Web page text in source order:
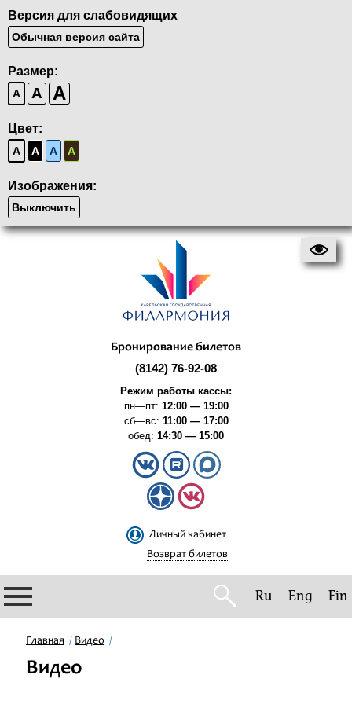
Версия для слабовидящих
Обычная версия сайта
Размер:
A A A
Цвет:
A A A A
Изображения:
Выключить
Бронирование билетов
(8142) 76-92-08
Режим работы кассы:
пн—пт: 12:00 — 19:00
сб—вс: 11:00 — 17:00
обед: 14:30 — 15:00
Личный кабинет
Возврат билетов
Филармония
Афиша
Ru Eng Fin
Главная Видео
Видео